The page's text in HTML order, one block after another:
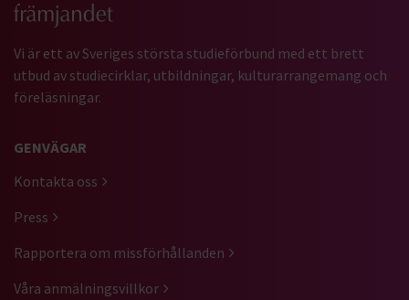
Vi är ett av Sveriges största studieförbund med ett brett
utbud av studiecirklar, utbildningar, kulturarrangemang och
föreläsningar.
GENVÄGAR
Kontakta oss
Press
Rapportera om missförhållanden
Våra anmälningsvillkor